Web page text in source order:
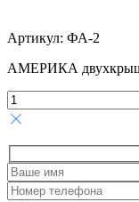
Артикул: ФА-2
АМЕРИКА